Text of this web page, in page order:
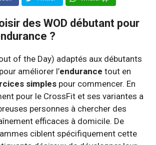
des WOD débutant pour
?
of the Day) adaptés aux débutants
améliorer l’endurance tout en
simples pour commencer. En
pour le CrossFit et ses variantes a
personnes à chercher des
efficaces à domicile. De
ciblent spécifiquement cette